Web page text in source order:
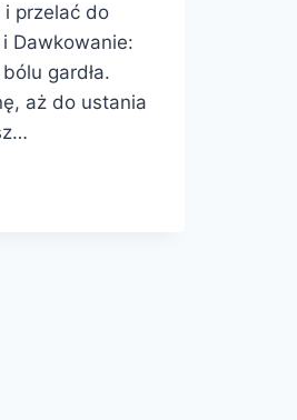
przelać do
Dawkowanie:
gardła.
aż do ustania